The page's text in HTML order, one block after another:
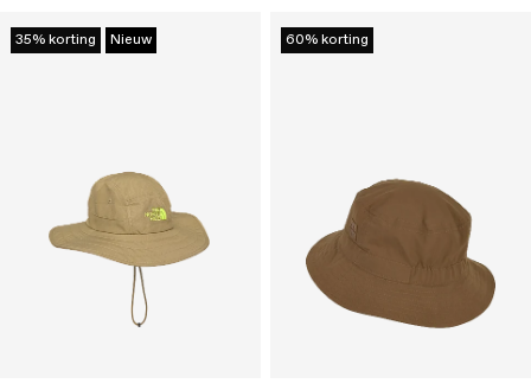
35% korting Nieuw 60% korting